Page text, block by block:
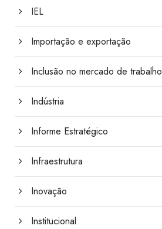
IEL
Importação e exportação
Inclusão no mercado de trabalho
Indústria
Informe Estratégico
Infraestrutura
Inovação
Institucional